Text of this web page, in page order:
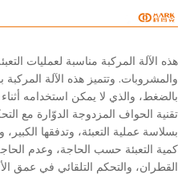
المركبة مناسبة لعمليات التعبئة
وتتميز هذه الآلة المركبة
والذي لا يمكن استخدامه أثناء عملية
الحواف المزدوجة الدوّارة مع التحكم في
عملية التعبئة، وتدفقها الكبير، وسرعتها
حسب الحاجة، وعدم الحاجة إلى
والتحكم التلقائي في عمق